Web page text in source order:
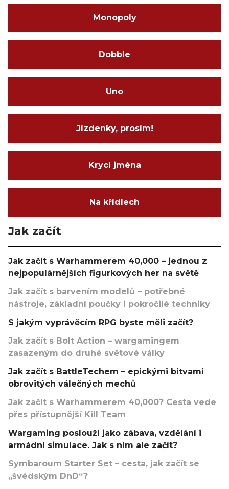
Monopoly
Dobble
Uno
Jízdenky, prosím!
Krycí jména
Na křídlech
Jak začít
Jak začít s Warhammerem 40,000 – jednou z
nejpopulárnějších figurkových her na světě
Jak začít s barvením modelů – potřebné
nástroje, základní poučky i pokročilé techniky
S jakým vyprávěcím RPG byste měli začít?
Jak začít s Bolt Action – wargamingem
zasazeným do druhé světové války
Jak začít s BattleTechem – epickými bitvami
obrovitých válečných mechů
Jak začít s Warhammerem 40,000? Cesta vede
přes přístupnější Kill Team
Wargaming poslouží jako zábava, vzdělání i
armádní simulace. Jak s ním ale začít?
Symbaroum Starter Set – cesta, jak začít se
„švédským DnD“?